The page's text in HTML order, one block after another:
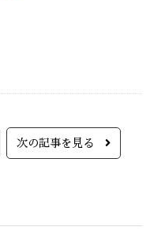
次の記事を見る